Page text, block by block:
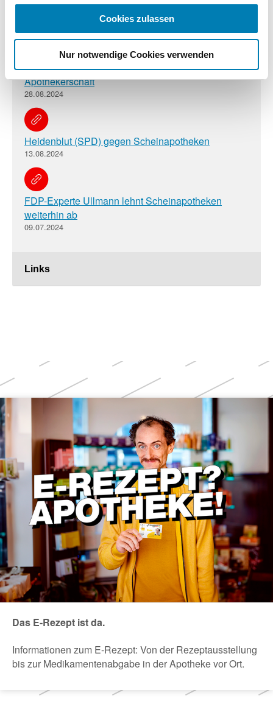
Cookies zulassen
Nur notwendige Cookies verwenden
Links
Lösung für Apothekenhonorar
Laumann unterstützt Honorarforderungen der
Apothekerschaft
28.08.2024
Heidenblut (SPD) gegen Scheinapotheken
13.08.2024
FDP-Experte Ullmann lehnt Scheinapotheken
weiterhin ab
09.07.2024
Weitere
Themen
Das E-Rezept ist da.
Informationen zum E-Rezept: Von der Rezeptausstellung
bis zur Medikamentenabgabe in der Apotheke vor Ort.